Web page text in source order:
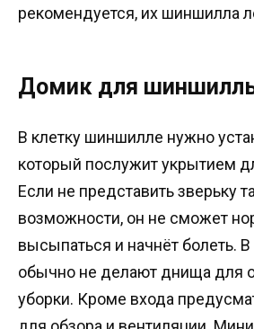
рекомендуется, их шиншилла
Домик для
В клетку шиншилле нужно
который послужит укрытием
Если не представить зверьку
возможности, он не сможет
высыпаться и начнёт болеть. В
обычно не делают днища для
уборки. Кроме входа